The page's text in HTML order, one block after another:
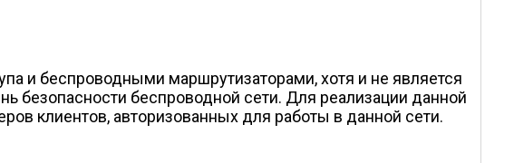
и беспроводными маршрутизаторами, хотя и не является
безопасности беспроводной сети. Для реализации данной
клиентов, авторизованных для работы в данной сети.